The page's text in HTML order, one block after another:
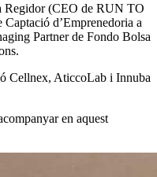
Regidor (CEO de RUN TO
d’Emprenedoria a
Partner de Fondo Bolsa
Cellnex, AticcoLab i Innuba
en aquest